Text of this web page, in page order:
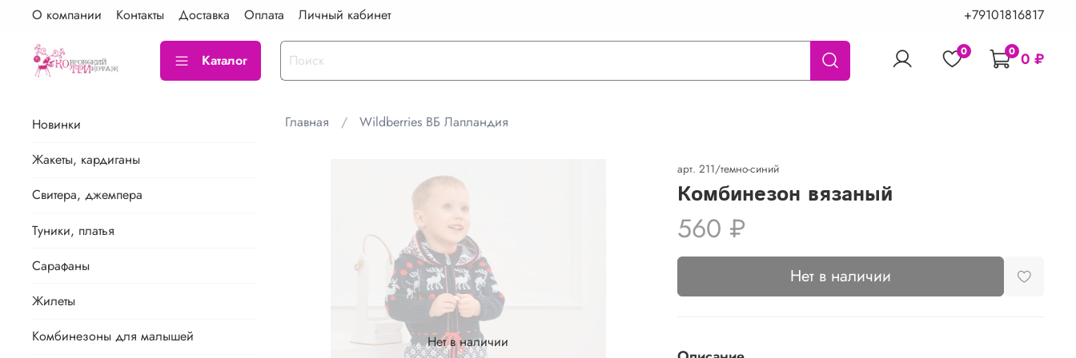
О компании Контакты Доставка Оплата Личный кабинет +79101816817
Каталог 0 0 0 ₽
Главная Wildberries ВБ Лапландия
Нет в наличии
арт. 211/темно-синий
Комбинезон вязаный
560 ₽
Нет в наличии
Новинки
Жакеты, кардиганы
Свитера, джемпера
Туники, платья
Сарафаны
Жилеты
Комбинезоны для малышей